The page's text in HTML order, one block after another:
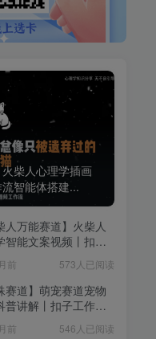
火柴人心理学插画
智能体搭建...
人万能赛道】火柴人
智能文案视频丨扣子
前 573人已阅读
赛道】萌宠赛道宠物
普讲解丨扣子工作流
前 546人已阅读